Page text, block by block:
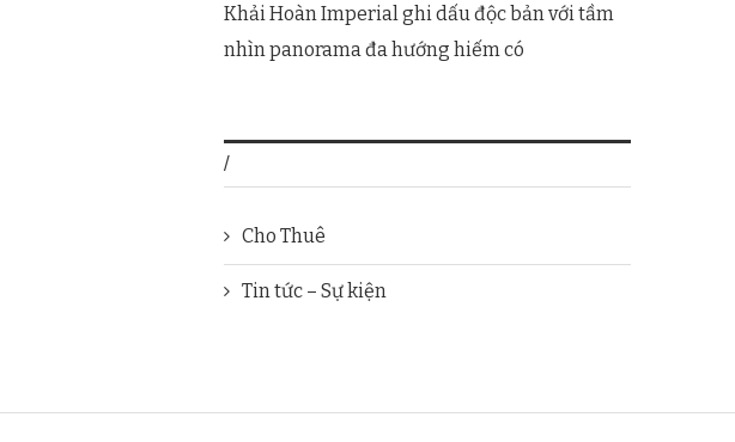
Khải Hoàn Imperial ghi dấu độc bản với tầm
nhìn panorama đa hướng hiếm có
/
Cho Thuê
Tin tức – Sự kiện